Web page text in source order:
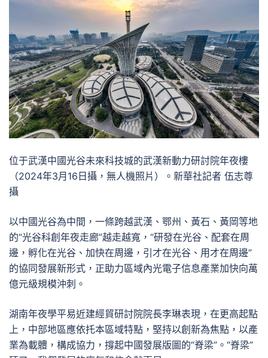
位于武漢中國光谷未來科技城的武漢新動力研討院年夜樓
（2024年3月16日攝，無人機照片）。新華社記者 伍志尊
攝
以中國光谷為中間，一條跨越武漢、鄂州、黃石、黃岡等地
的“光谷科創年夜走廊”越走越寬，“研發在光谷、配套在周
邊，孵化在光谷、加快在周邊，引才在光谷、用才在周邊”
的協同發展新形式，正助力區域內光電子信息產業加快向萬
億元級規模沖刺。
湖南年夜學平易近建經貿研討院院長李琳表現，在更高起點
上，中部地區應依托本區域特點，堅持以創新為焦點，以產
業為載體，構成協力，撐起中國發展版圖的“脊梁”。“脊梁”